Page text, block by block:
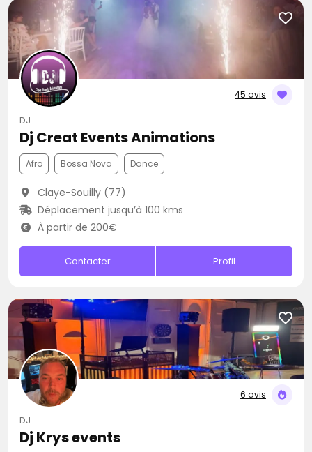
45 avis
DJ
Dj Creat Events Animations
Afro Bossa Nova Dance
Claye-Souilly (77)
Déplacement jusqu’à 100 kms
À partir de 200€
Contacter Profil
6 avis
DJ
Dj Krys events